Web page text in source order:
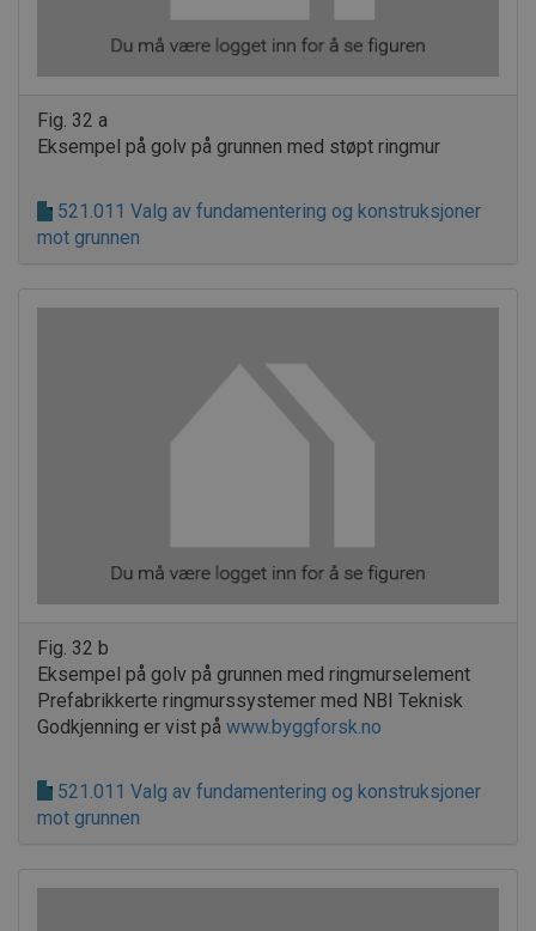
Fig. 32 a
Eksempel på golv på grunnen med støpt ringmur
521.011 Valg av fundamentering og konstruksjoner
mot grunnen
Fig. 32 b
Eksempel på golv på grunnen med ringmurselement
Prefabrikkerte ringmurssystemer med NBI Teknisk
Godkjenning er vist på www.byggforsk.no
521.011 Valg av fundamentering og konstruksjoner
mot grunnen